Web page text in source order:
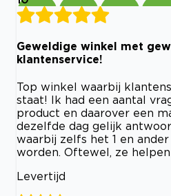
Geweldige winkel met
klantenservice!
Top winkel waarbij
staat! Ik had een aantal
product en daarover een
dezelfde dag gelijk
waarbij zelfs het 1 en
worden. Oftewel, ze helpen
Levertijd